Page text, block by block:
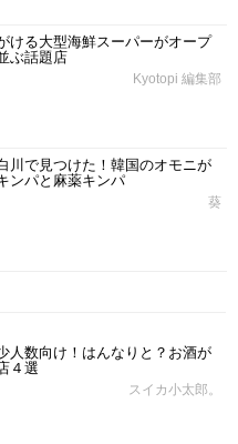
ける大型海鮮スーパーがオープ
ぶ話題店
Kyotopi 編集部
川で見つけた！韓国のオモニが
ンパと麻薬キンパ
葵
人数向け！はんなりと？お酒が
４選
スイカ小太郎。